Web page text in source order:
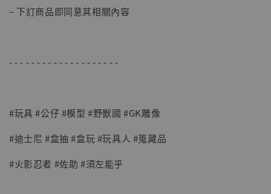
– 下訂商品即同意其相關內容
- - - - - - - - - - - - - - - - - - - -
#玩具 #公仔 #模型 #野獸國 #GK雕像
#迪士尼 #盒抽 #盒玩 #玩具人 #蒐藏品
#火影忍者 #佐助 #須左能乎